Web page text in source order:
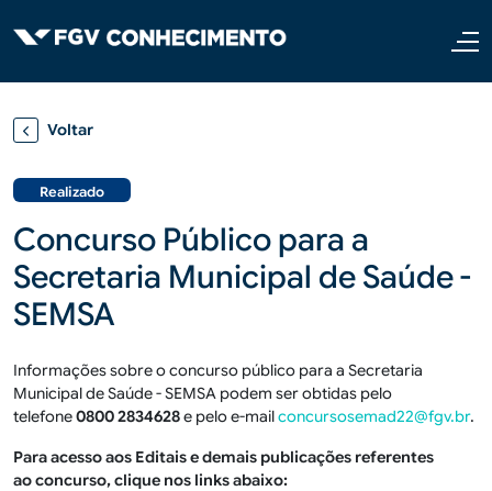
Voltar
Realizado
Concurso Público para a
Secretaria Municipal de Saúde -
SEMSA
Informações sobre o concurso público para a Secretaria
Municipal de Saúde - SEMSA podem ser obtidas pelo
telefone0800 2834628e pelo e-mailconcursosemad22@fgv.br.
Para acesso aos Editais e demais publicações referentes
ao concurso, clique nos links abaixo: